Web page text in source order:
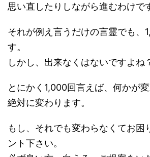
思い直したりしながら進むわけで
それが例え言うだけの言霊でも、
す。
しかし、出来なくはないですよね
とにかく1,000回言えば、何かが変
絶対に変わります。
もし、それでも変わらなくてお困
ント下さい。